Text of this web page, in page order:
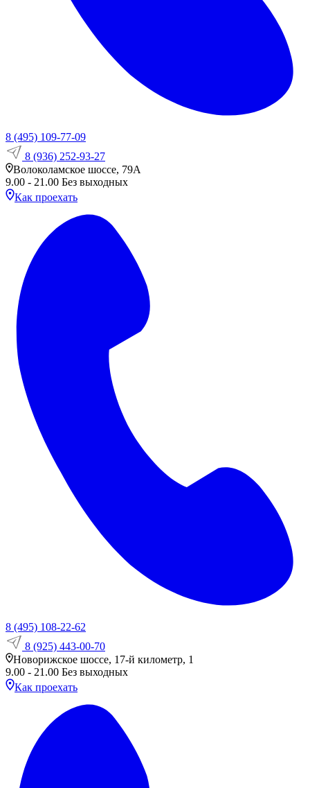
8 (495) 109-77-09
8 (936) 252-93-27
Волоколамское шоссе, 79А
9.00 - 21.00 Без выходных
Как проехать
8 (495) 108-22-62
8 (925) 443-00-70
Новорижское шоссе, 17-й километр, 1
9.00 - 21.00 Без выходных
Как проехать